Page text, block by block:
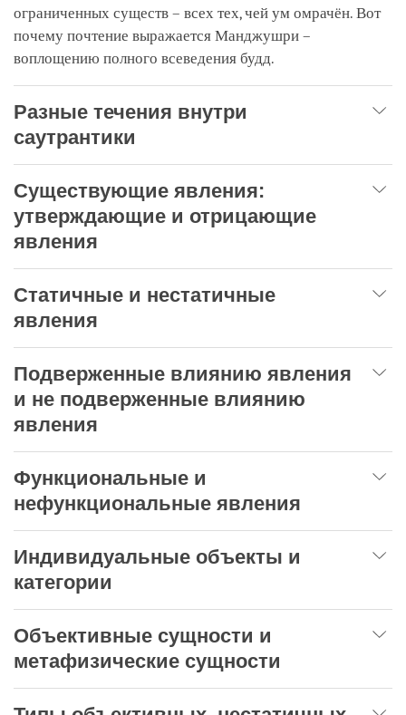
ограниченных существ – всех тех, чей ум омрачён. Вот
почему почтение выражается Манджушри –
воплощению полного всеведения будд.
Разные течения внутри
саутрантики
Существующие явления:
утверждающие и отрицающие
явления
Статичные и нестатичные
явления
Подверженные влиянию явления
и не подверженные влиянию
явления
Функциональные и
нефункциональные явления
Индивидуальные объекты и
категории
Объективные сущности и
метафизические сущности